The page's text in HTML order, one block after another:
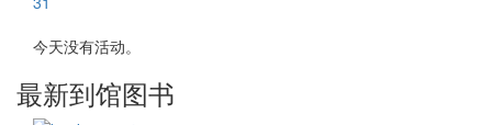
今天没有活动。
最新到馆图书